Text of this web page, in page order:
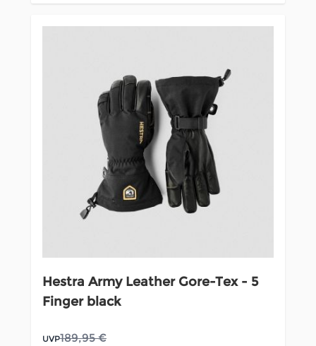
Hestra Army Leather Gore-Tex - 5
Finger black
UVP189,95 €